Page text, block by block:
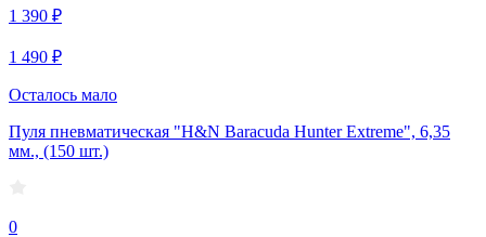
1 390 ₽
1 490 ₽
Осталось мало
Пуля пневматическая "H&N Baracuda Hunter Extreme", 6,35
мм., (150 шт.)
0